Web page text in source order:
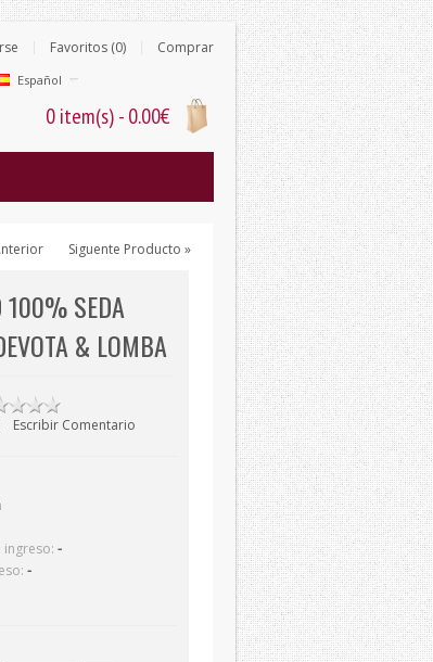
Español
Favoritos (0) Comprar
0 item(s) - 0.00€
Siguente Producto »
100% SEDA
& LOMBA
Escribir Comentario
ingreso: -
-